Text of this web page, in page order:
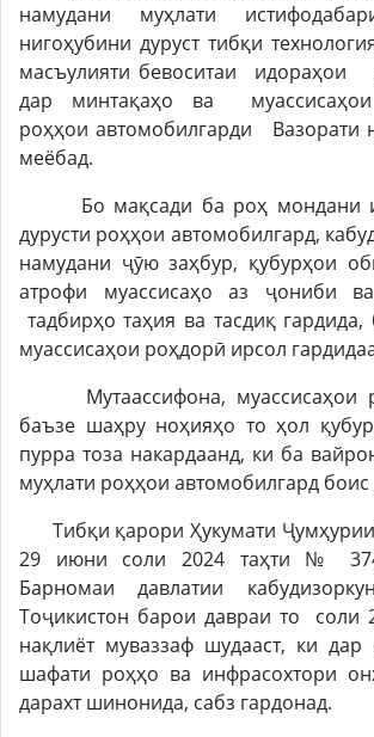
намудани муҳлати
нигоҳубини дуруст тибқи
масъулияти бевоситаи идораҳои
дар минтақаҳо ва муассисаҳои
роҳҳои автомобилгарди Вазорати
меёбад.
Бо мақсади ба роҳ мондани
дурусти роҳҳои автомобилгард,
намудани ҷӯю заҳбур, қубурҳои
атрофи муассисаҳо аз ҷониби
тадбирҳо таҳия ва тасдиқ
муассисаҳои роҳдорӣ ирсол
Мутаассифона, муассисаҳои
баъзе шаҳру ноҳияҳо то ҳол
пурра тоза накардаанд, ки ба
муҳлати роҳҳои автомобилгард боис
Тибқи қарори Ҳукумати Ҷумҳурии
29 июни соли 2024 таҳти №
Барномаи давлатии
Тоҷикистон барои давраи то соли
нақлиёт муваззаф шудааст, ки
шафати роҳҳо ва инфрасохтори
дарахт шинонида, сабз гардонад.